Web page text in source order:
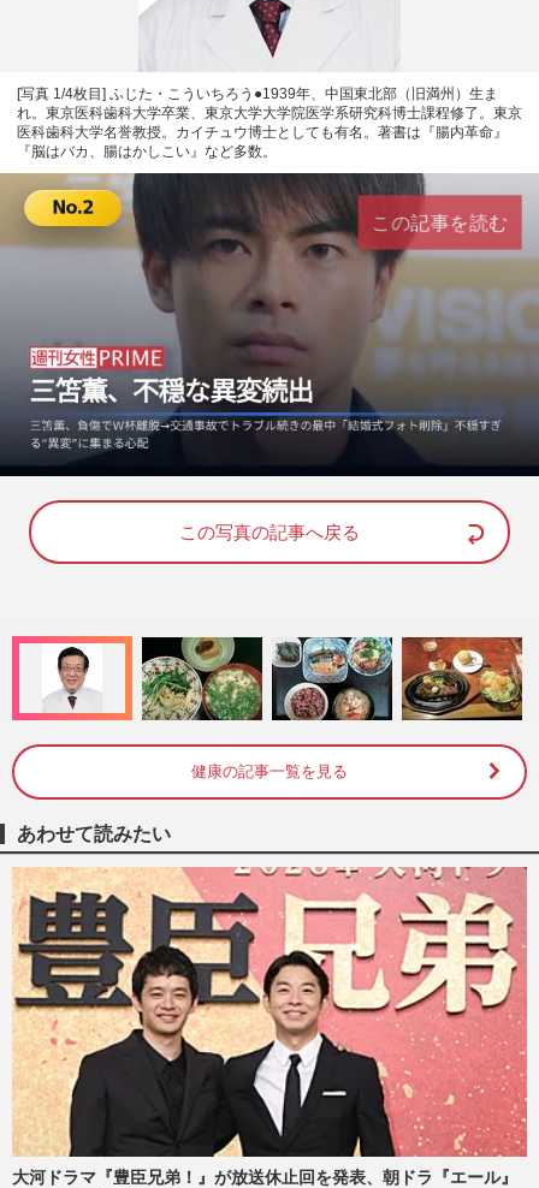
[写真 1/4枚目] ふじた・こういちろう●1939年、中国東北部（旧満州）生ま
れ。東京医科歯科大学卒業、東京大学大学院医学系研究科博士課程修了。東京
医科歯科大学名誉教授。カイチュウ博士としても有名。著書は『腸内革命』
『脳はバカ、腸はかしこい』など多数。
U
n
u
o
d
:
この記事を読む
この写真の記事へ戻る
健康の記事一覧を見る
あわせて読みたい
大河ドラマ『豊臣兄弟！』が放送休止回を発表、朝ドラ『エール』